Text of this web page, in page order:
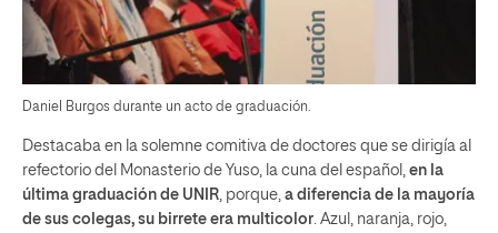
Daniel Burgos durante un acto de graduación.
Destacaba en la solemne comitiva de doctores que se dirigía al
refectorio del Monasterio de Yuso, la cuna del español, en la
última graduación de UNIR , porque, a diferencia de la mayoría
de sus colegas, su birrete era multicolor . Azul, naranja, rojo,